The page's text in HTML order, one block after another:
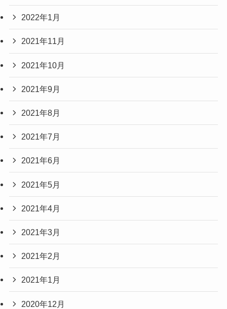
2022年1月
2021年11月
2021年10月
2021年9月
2021年8月
2021年7月
2021年6月
2021年5月
2021年4月
2021年3月
2021年2月
2021年1月
2020年12月